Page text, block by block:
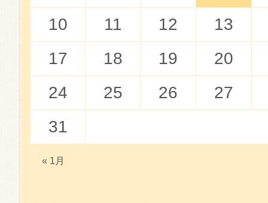
10
11 12
13
17
18 19
20
24
25 26
27
31
« 1月